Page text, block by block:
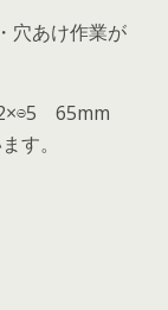
穴あけ作業が
65mm
す。